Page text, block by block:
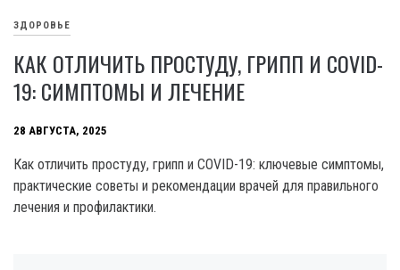
ЗДОРОВЬЕ
КАК ОТЛИЧИТЬ ПРОСТУДУ, ГРИПП И COVID-
19: СИМПТОМЫ И ЛЕЧЕНИЕ
28 АВГУСТА, 2025
Как отличить простуду, грипп и COVID-19: ключевые симптомы,
практические советы и рекомендации врачей для правильного
лечения и профилактики.